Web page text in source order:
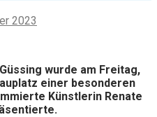
2023
wurde am Freitag,
einer besonderen
Künstlerin Renate